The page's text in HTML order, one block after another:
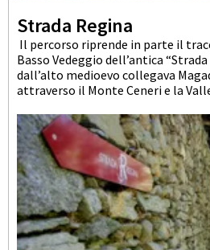
Strada Regina
Il percorso riprende in parte il
Basso Vedeggio dell’antica
dall’alto medioevo collegava
attraverso il Monte Ceneri e la